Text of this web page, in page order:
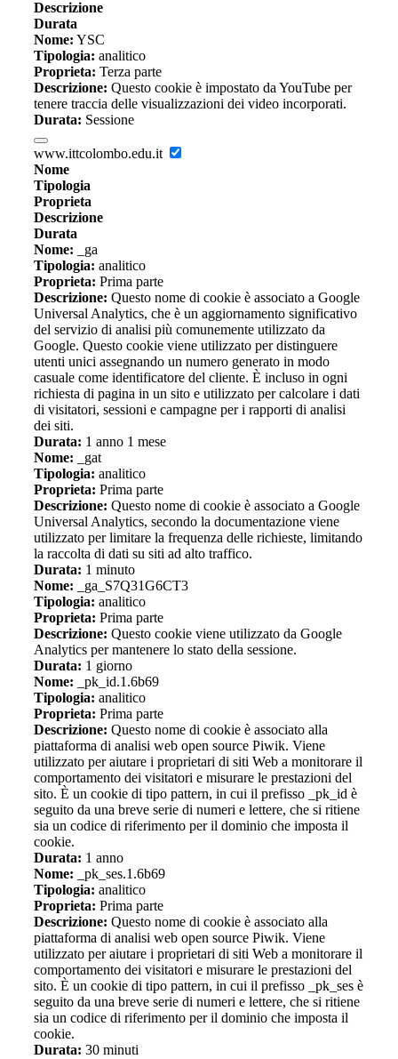
Descrizione
Durata
Nome: YSC
Tipologia: analitico
Proprieta: Terza parte
Descrizione: Questo cookie è impostato da YouTube per
tenere traccia delle visualizzazioni dei video incorporati.
Durata: Sessione
www.ittcolombo.edu.it
Nome
Tipologia
Proprieta
Descrizione
Durata
Nome: _ga
Tipologia: analitico
Proprieta: Prima parte
Descrizione: Questo nome di cookie è associato a Google
Universal Analytics, che è un aggiornamento significativo
del servizio di analisi più comunemente utilizzato da
Google. Questo cookie viene utilizzato per distinguere
utenti unici assegnando un numero generato in modo
casuale come identificatore del cliente. È incluso in ogni
richiesta di pagina in un sito e utilizzato per calcolare i dati
di visitatori, sessioni e campagne per i rapporti di analisi
dei siti.
Durata: 1 anno 1 mese
Nome: _gat
Tipologia: analitico
Proprieta: Prima parte
Descrizione: Questo nome di cookie è associato a Google
Universal Analytics, secondo la documentazione viene
utilizzato per limitare la frequenza delle richieste, limitando
la raccolta di dati su siti ad alto traffico.
Durata: 1 minuto
Nome: _ga_S7Q31G6CT3
Tipologia: analitico
Proprieta: Prima parte
Descrizione: Questo cookie viene utilizzato da Google
Analytics per mantenere lo stato della sessione.
Durata: 1 giorno
Nome: _pk_id.1.6b69
Tipologia: analitico
Proprieta: Prima parte
Descrizione: Questo nome di cookie è associato alla
piattaforma di analisi web open source Piwik. Viene
utilizzato per aiutare i proprietari di siti Web a monitorare il
comportamento dei visitatori e misurare le prestazioni del
sito. È un cookie di tipo pattern, in cui il prefisso _pk_id è
seguito da una breve serie di numeri e lettere, che si ritiene
sia un codice di riferimento per il dominio che imposta il
cookie.
Durata: 1 anno
Nome: _pk_ses.1.6b69
Tipologia: analitico
Proprieta: Prima parte
Descrizione: Questo nome di cookie è associato alla
piattaforma di analisi web open source Piwik. Viene
utilizzato per aiutare i proprietari di siti Web a monitorare il
comportamento dei visitatori e misurare le prestazioni del
sito. È un cookie di tipo pattern, in cui il prefisso _pk_ses è
seguito da una breve serie di numeri e lettere, che si ritiene
sia un codice di riferimento per il dominio che imposta il
cookie.
Durata: 30 minuti